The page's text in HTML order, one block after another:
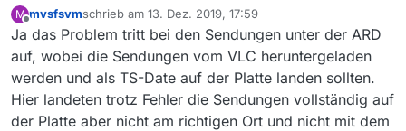
MediathekView klappen würde.
M
Offline
mvsfsvmschrieb am 13. Dez. 2019, 17:59
zuletzt editiert von
Ja das Problem tritt bei den Sendungen unter der ARD
auf, wobei die Sendungen vom VLC heruntergeladen
werden und als TS-Date auf der Platte landen sollten.
Hier landeten trotz Fehler die Sendungen vollständig auf
der Platte aber nicht am richtigen Ort und nicht mit dem